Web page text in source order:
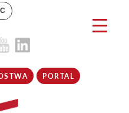
PORTAL